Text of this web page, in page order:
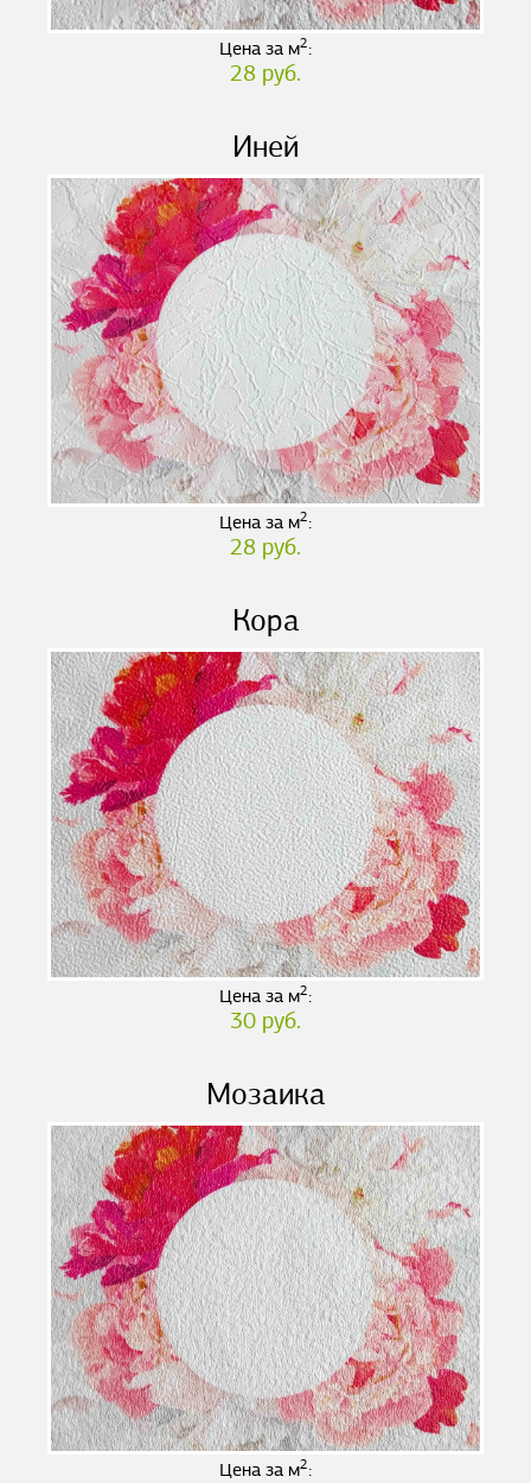
Цена за м2:
28 руб.
Иней
Цена за м2:
28 руб.
Кора
Цена за м2:
30 руб.
Мозаика
Цена за м2: